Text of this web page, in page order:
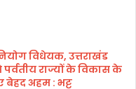
विधेयक, उत्तराखंड
राज्यों के विकास के
बेहद अहम : भट्ट